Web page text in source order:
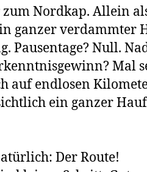
Nordkap. Allein
ganzer verdammter
Pausentage? Null.
Mal
auf endlosen
ein ganzer
Der Route!